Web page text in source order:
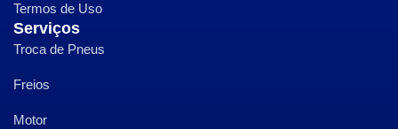
Termos de Uso
Serviços
Troca de Pneus
Freios
Motor